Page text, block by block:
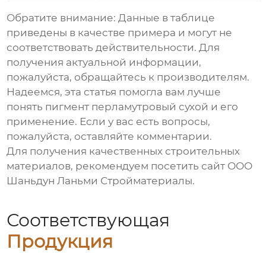
Обратите внимание: Данные в таблице
приведены в качестве примера и могут не
соответствовать действительности. Для
получения актуальной информации,
пожалуйста, обращайтесь к производителям.
Надеемся, эта статья помогла вам лучше
понять пигмент перламутровый сухой и его
применение. Если у вас есть вопросы,
пожалуйста, оставляйте комментарии.
Для получения качественных строительных
материалов, рекомендуем посетить сайт ООО
Шаньдун Ланьми Стройматериалы.
Соответствующая
Продукция